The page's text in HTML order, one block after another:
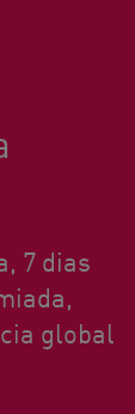
7 dias
global